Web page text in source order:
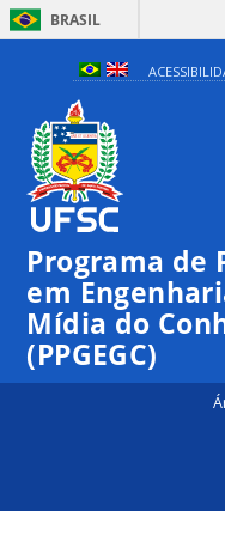
BRASIL
Programa de
em
Mídia do
(PPGEGC)